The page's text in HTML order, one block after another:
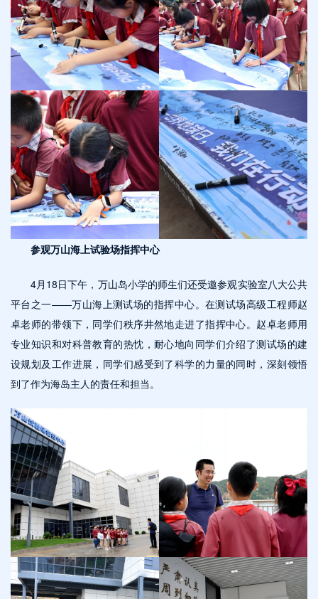
参观万山海上试验场指挥中心
4月18日下午，万山岛小学的师生们还受邀参观实验室八大公共
平台之一——万山海上测试场的指挥中心。在测试场高级工程师赵
卓老师的带领下，同学们秩序井然地走进了指挥中心。赵卓老师用
专业知识和对科普教育的热忱，耐心地向同学们介绍了测试场的建
设规划及工作进展，同学们感受到了科学的力量的同时，深刻领悟
到了作为海岛主人的责任和担当。